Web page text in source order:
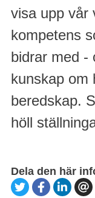
visa upp vår
kompetens
bidrar med -
kunskap om
beredskap.
höll
Dela den här